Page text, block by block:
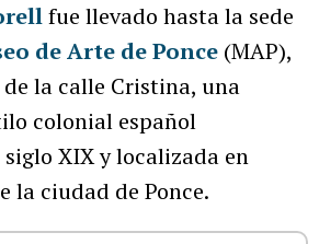
fue llevado hasta la sede
de Arte de Ponce (MAP),
la calle Cristina, una
colonial español
XIX y localizada en
la ciudad de Ponce.